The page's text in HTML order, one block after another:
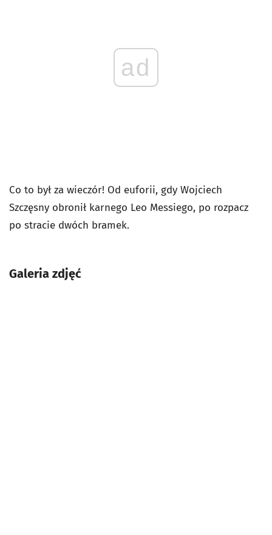
ad
Co to był za wieczór! Od euforii, gdy Wojciech
Szczęsny obronił karnego Leo Messiego, po rozpacz
po stracie dwóch bramek.
Galeria zdjęć